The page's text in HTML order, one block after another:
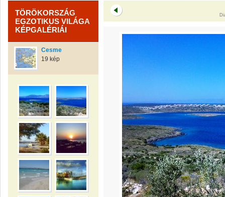
TÖRÖKORSZÁG
EGZOTIKUS VILÁGA
KÉPGALÉRIÁI
Cesme
19 kép